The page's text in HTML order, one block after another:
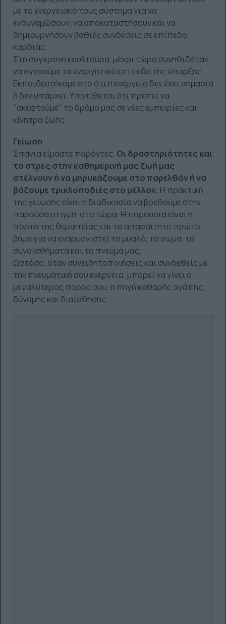
με το ενεργειακό τους σύστημα για να
ενδυναμώσουν, να αποκαταστήσουν και να
δημιουργήσουν βαθιές συνδέσεις σε επίπεδο
καρδιάς.
Στη σύγχρονη κουλτούρα, μέχρι τώρα συνηθιζόταν
να αγνοούμε το ενεργητικό επίπεδο της ύπαρξης.
Εκπαιδευτήκαμε στο ότι η ενέργεια δεν έχει σημασία
ή δεν υπάρχει. Υποτίθεται ότι πρέπει να
"σκεφτούμε" το δρόμο μας σε νέες εμπειρίες και
κίνητρα ζωής.
Γείωση
Σπάνια είμαστε παρόντες. Οι δραστηριότητες και
το στρες στην καθημερινή μας ζωή μας
στέλνουν ή να μηρυκάζουμε στο παρελθόν ή να
βάζουμε τρικλοποδιές στο μέλλον. Η πρακτική
της γείωσης είναι η διαδικασία να βρεθούμε στην
παρούσα στιγμή, στο τώρα. Η παρουσία είναι η
πόρτα της θεραπείας και το απαραίτητο πρώτο
βήμα για να εναρμονιστεί το μυαλό, το σώμα, τα
συναισθήματα και το πνεύμα μας.
Ωστόσο, όταν συνειδητοποιήσεις και συνδεθείς με
την πνευματική σου ενέργεια, μπορεί να γίνει ο
μεγαλύτερος πόρος σου, η πηγή καθαρής αγάπης,
δύναμης και διαίσθησης.